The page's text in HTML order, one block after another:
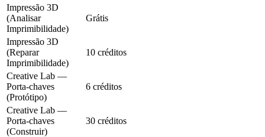
Impressão 3D
(Analisar
Imprimibilidade)
Grátis
Impressão 3D
(Reparar
Imprimibilidade)
10 créditos
Creative Lab —
Porta-chaves
(Protótipo)
6 créditos
Creative Lab —
Porta-chaves
(Construir)
30 créditos